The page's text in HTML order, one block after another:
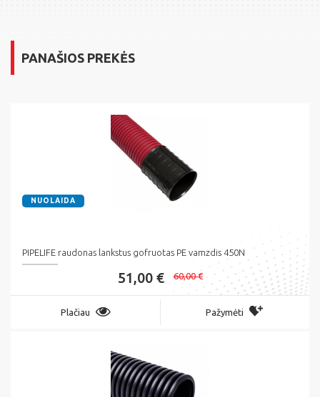
PANAŠIOS PREKĖS
NUOLAIDA
PIPELIFE raudonas lankstus gofruotas PE vamzdis 450N
51,00 € 60,00 €
Plačiau Pažymėti